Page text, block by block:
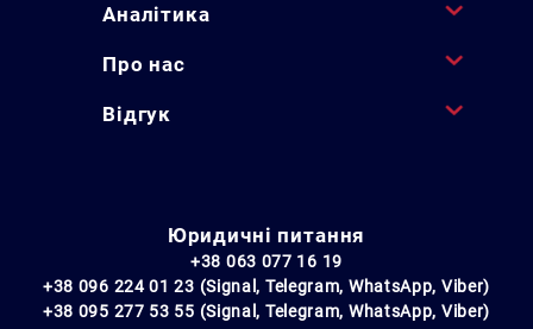
Аналітика
Про нас
Відгук
Юридичні питання
+38 063 077 16 19
+38 096 224 01 23 (Signal, Telegram, WhatsApp, Viber)
+38 095 277 53 55 (Signal, Telegram, WhatsApp, Viber)